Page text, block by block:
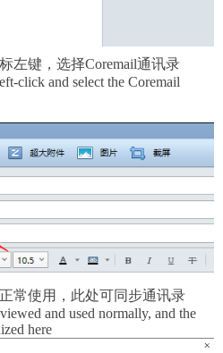
左键，选择Coremail通讯录
click and select the Coremail
常使用，此处可同步通讯录
and used normally, and the
here